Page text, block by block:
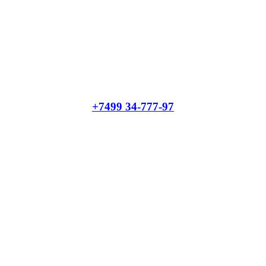
+7499 34-777-97